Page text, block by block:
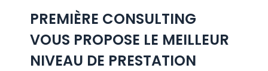
PREMIÈRE CONSULTING
VOUS PROPOSE LE MEILLEUR
NIVEAU DE PRESTATION